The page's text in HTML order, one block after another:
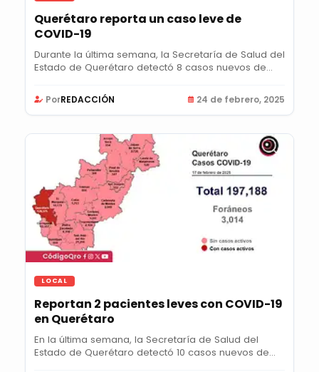
Querétaro reporta un caso leve de
COVID-19
Durante la última semana, la Secretaría de Salud del
Estado de Querétaro detectó 8 casos nuevos de...
PorREDACCIÓN 24 de febrero, 2025
LOCAL
Reportan 2 pacientes leves con COVID-19
en Querétaro
En la última semana, la Secretaría de Salud del
Estado de Querétaro detectó 10 casos nuevos de...